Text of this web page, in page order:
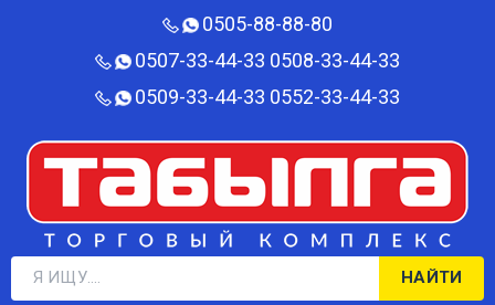
0505-88-88-80‬
0507-33-44-33 0508-33-44-33
0509-33-44-33 0552-33-44-33
НАЙТИ